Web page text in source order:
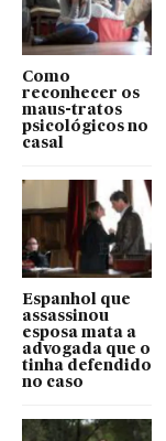
Como
reconhecer os
maus-tratos
psicológicos no
casal
Espanhol que
assassinou
esposa mata a
advogada que o
tinha defendido
no caso